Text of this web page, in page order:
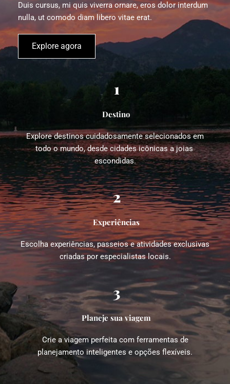
Duis cursus, mi quis viverra ornare, eros dolor interdum
nulla, ut comodo diam libero vitae erat.
Explore agora
1
Destino
Explore destinos cuidadosamente selecionados em
todo o mundo, desde cidades icônicas a joias
escondidas.
2
Experiências
Escolha experiências, passeios e atividades exclusivas
criadas por especialistas locais.
3
Planeje sua viagem
Crie a viagem perfeita com ferramentas de
planejamento inteligentes e opções flexíveis.